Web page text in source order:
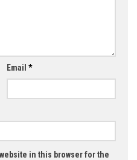
Email *
in this browser for the